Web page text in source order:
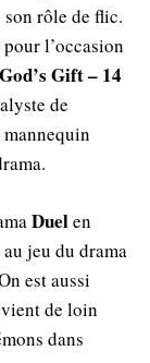
son rôle de flic.
l’occasion
God’s Gift – 14
de
Duelen
jeu du drama
est aussi
de loin
dans